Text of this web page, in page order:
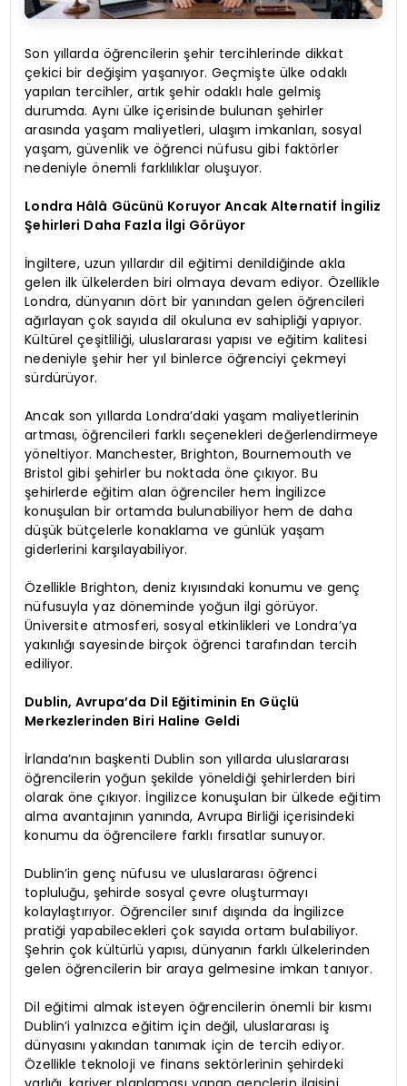
Son yıllarda öğrencilerin şehir tercihlerinde dikkat
çekici bir değişim yaşanıyor. Geçmişte ülke odaklı
yapılan tercihler, artık şehir odaklı hale gelmiş
durumda. Aynı ülke içerisinde bulunan şehirler
arasında yaşam maliyetleri, ulaşım imkanları, sosyal
yaşam, güvenlik ve öğrenci nüfusu gibi faktörler
nedeniyle önemli farklılıklar oluşuyor.
Londra Hâlâ Gücünü Koruyor Ancak Alternatif İngiliz
Şehirleri Daha Fazla İlgi Görüyor
İngiltere, uzun yıllardır dil eğitimi denildiğinde akla
gelen ilk ülkelerden biri olmaya devam ediyor. Özellikle
Londra, dünyanın dört bir yanından gelen öğrencileri
ağırlayan çok sayıda dil okuluna ev sahipliği yapıyor.
Kültürel çeşitliliği, uluslararası yapısı ve eğitim kalitesi
nedeniyle şehir her yıl binlerce öğrenciyi çekmeyi
sürdürüyor.
Ancak son yıllarda Londra’daki yaşam maliyetlerinin
artması, öğrencileri farklı seçenekleri değerlendirmeye
yöneltiyor. Manchester, Brighton, Bournemouth ve
Bristol gibi şehirler bu noktada öne çıkıyor. Bu
şehirlerde eğitim alan öğrenciler hem İngilizce
konuşulan bir ortamda bulunabiliyor hem de daha
düşük bütçelerle konaklama ve günlük yaşam
giderlerini karşılayabiliyor.
Özellikle Brighton, deniz kıyısındaki konumu ve genç
nüfusuyla yaz döneminde yoğun ilgi görüyor.
Üniversite atmosferi, sosyal etkinlikleri ve Londra’ya
yakınlığı sayesinde birçok öğrenci tarafından tercih
ediliyor.
Dublin, Avrupa’da Dil Eğitiminin En Güçlü
Merkezlerinden Biri Haline Geldi
İrlanda’nın başkenti Dublin son yıllarda uluslararası
öğrencilerin yoğun şekilde yöneldiği şehirlerden biri
olarak öne çıkıyor. İngilizce konuşulan bir ülkede eğitim
alma avantajının yanında, Avrupa Birliği içerisindeki
konumu da öğrencilere farklı fırsatlar sunuyor.
Dublin’in genç nüfusu ve uluslararası öğrenci
topluluğu, şehirde sosyal çevre oluşturmayı
kolaylaştırıyor. Öğrenciler sınıf dışında da İngilizce
pratiği yapabilecekleri çok sayıda ortam bulabiliyor.
Şehrin çok kültürlü yapısı, dünyanın farklı ülkelerinden
gelen öğrencilerin bir araya gelmesine imkan tanıyor.
Dil eğitimi almak isteyen öğrencilerin önemli bir kısmı
Dublin’i yalnızca eğitim için değil, uluslararası iş
dünyasını yakından tanımak için de tercih ediyor.
Özellikle teknoloji ve finans sektörlerinin şehirdeki